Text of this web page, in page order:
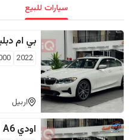
سيارات للبيع
بي ام
2022
اربيل
اودي A6